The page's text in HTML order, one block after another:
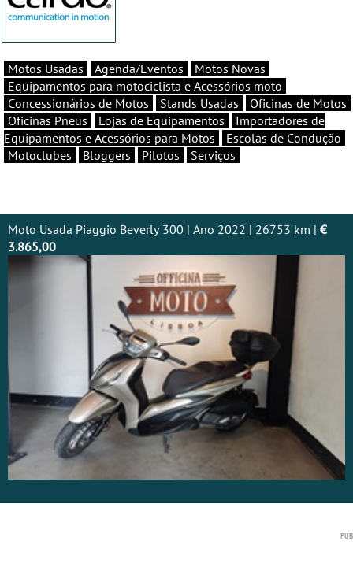
Motos Usadas Agenda/Eventos
Motos Novas
Equipamentos para motociclista e Acessórios moto
Concessionários de Motos
Stands Usadas
Oficinas de Motos
Oficinas Pneus
Lojas de Equipamentos
Importadores de
Equipamentos e Acessórios para Motos
Escolas de Condução
Motoclubes
Bloggers Pilotos Serviços
Moto Usada Piaggio Beverly 300 | Ano 2022 | 26753 km | €
3.865,00